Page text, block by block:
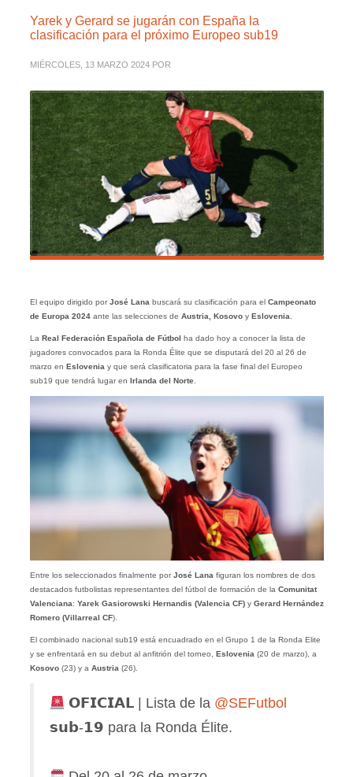
Yarek y Gerard se jugarán con España la
clasificación para el próximo Europeo sub19
MIÉRCOLES, 13 MARZO 2024 POR
El equipo dirigido porJosé Lana buscará su clasificación para el Campeonato
de Europa 2024ante las selecciones de Austria, KosovoyEslovenia
La Real Federación Española de Fútbol ha dado hoy a conocer la lista de
jugadores convocados para la Ronda Élite que se disputará del 20 al 26 de
marzo en Eslovenia y que será clasificatoria para la fase final del Europeo
sub19 que tendrá lugar en Irlanda del Norte.
Entre los seleccionados finalmente porJosé Lana figuran los nombres de dos
destacados futbolistas representantes del fútbol de formación de la Comunitat
Valenciana: Yarek Gasiorowski Hernandis (Valencia CF)y Gerard Hernández
Romero (Villarreal CF).
El combinado nacional sub19 está encuadrado en el Grupo 1 de la Ronda Elite
y se enfrentará en su debut al anfitrión del torneo, Eslovenia (20 de marzo), a
Kosovo (23) y a Austria (26).
𝗢𝗙𝗜𝗖𝗜𝗔𝗟 | Lista de la @SEFutbol
𝘀𝘂𝗯-𝟭𝟵 para la Ronda Élite.